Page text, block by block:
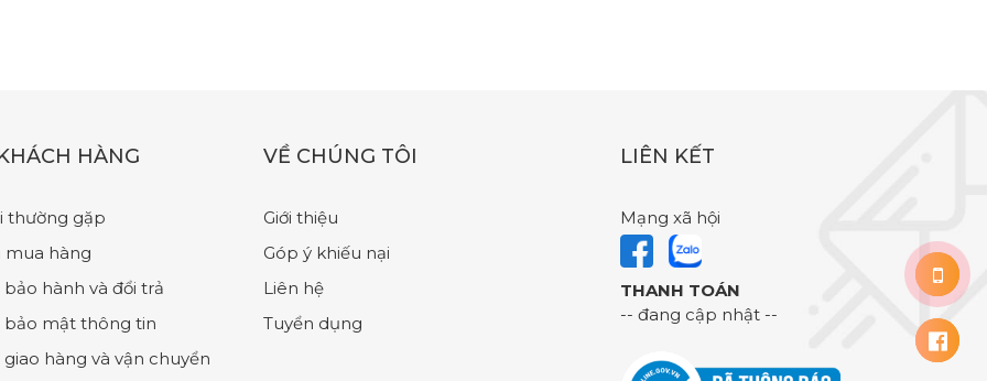
HÀNG
thường gặp
mua hàng
bảo hành và đổi trả
bảo mật thông tin
hàng và vận chuyển
VỀ CHÚNG TÔI
Giới thiệu
Góp ý khiếu nại
Liên hệ
Tuyển dụng
LIÊN KẾT
Mạng xã hội
THANH TOÁN
-- đang cập nhật --